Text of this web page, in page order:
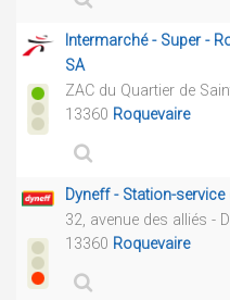
Intermarché - Super -
SA
ZAC du Quartier de
13360 Roquevaire
Dyneff - Station-service
32, avenue des alliés -
13360 Roquevaire